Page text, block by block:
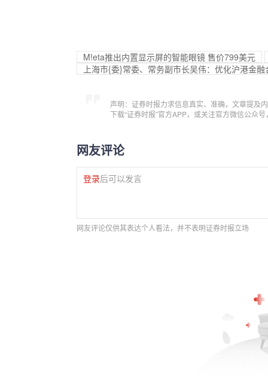
M!eta推出内置显示屏的智能眼镜 售价799美元
上海市{委}常委、常务副市长吴伟：优化沪港金
声明：证券时报力求信息真实、准确，文章提及
下载“证券时报”官方APP，或关注官方微信公众
网友评论
登录后可以发言
网友评论仅供其表达个人看法，并不表明证券时报立场